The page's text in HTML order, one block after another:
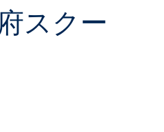
スクー